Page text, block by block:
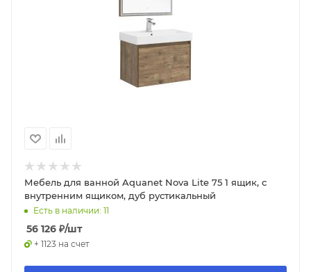
Мебель для ванной Aquanet Nova Lite 75 1 ящик, с
внутренним ящиком, дуб рустикальный
Есть в наличии: 11
56 126 ₽/шт
+ 1123 на счет